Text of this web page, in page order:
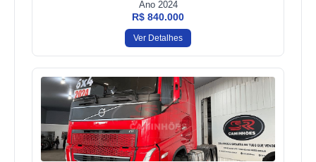
Ano 2024
R$ 840.000
Ver Detalhes